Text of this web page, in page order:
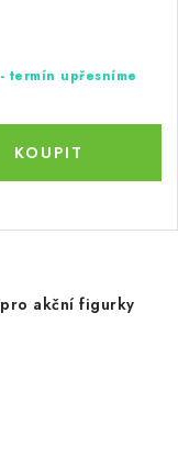
termín upřesníme
akční figurky